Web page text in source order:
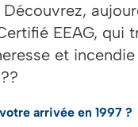
EEAG, qui
et
arrivée en 1997 ?